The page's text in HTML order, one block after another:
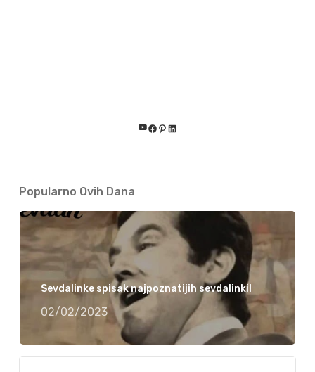
YouTube
Facebook
Pinterest
LinkedIn
Popularno Ovih Dana
Sevdalinke spisak najpoznatijih sevdalinki!
02/02/2023